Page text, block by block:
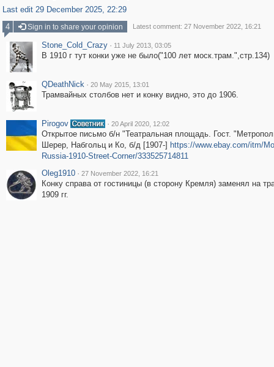
Last edit 29 December 2025, 22:29
4
Sign in to share your opinion Latest comment: 27 November 2022, 16:21
Stone_Cold_Crazy · 11 July 2013, 03:05
В 1910 г тут конки уже не было("100 лет моск.трам.",стр.134)
QDeathNick · 20 May 2015, 13:01
Трамвайных столбов нет и конку видно, это до 1906.
Pirogov · 20 April 2020, 12:02
Открытое письмо б/н "Театральная площадь. Гост.
Шерер, Набгольц и Ко, б/д [1907-] https://www.ebay.com/itm/
Russia-1910-Street-Corner/333525714811
Oleg1910 · 27 November 2022, 16:21
Конку справа от гостиницы (в сторону Кремля) заменял на
1909 гг.